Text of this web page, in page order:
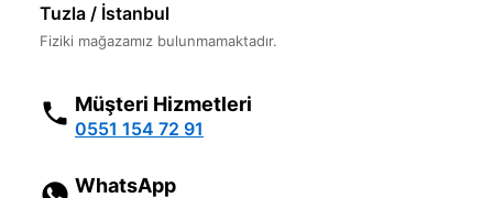
Tuzla / İstanbul
Fiziki mağazamız bulunmamaktadır.
Müşteri Hizmetleri
0551 154 72 91
WhatsApp